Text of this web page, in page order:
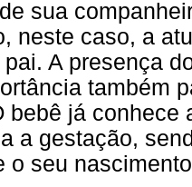
sua
neste caso, a
A presença
também
bebê já
a gestação,
o seu